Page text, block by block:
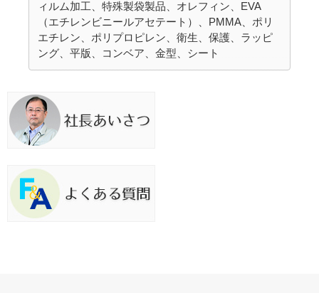
ィルム加工、特殊製袋製品、オレフィン、EVA
（エチレンビニールアセテート）、PMMA、ポリ
エチレン、ポリプロピレン、衛生、保護、ラッピ
ング、平版、コンベア、金型、シート